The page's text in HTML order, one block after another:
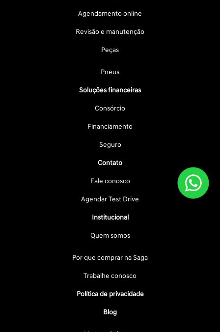
Agendamento online
Revisão e manutenção
Peças
Pneus
Soluções financeiras
Consórcio
Financiamento
Seguro
Contato
Fale conosco
Agendar Test Drive
Institucional
Quem somos
Por que comprar na Saga
Trabalhe conosco
Política de privacidade
Blog